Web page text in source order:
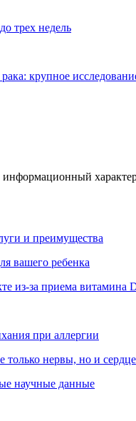
трех недель
крупное
и преимущества
вашего ребенка
из-за приема витамина
при аллергии
только нервы, но и сердце
научные данные